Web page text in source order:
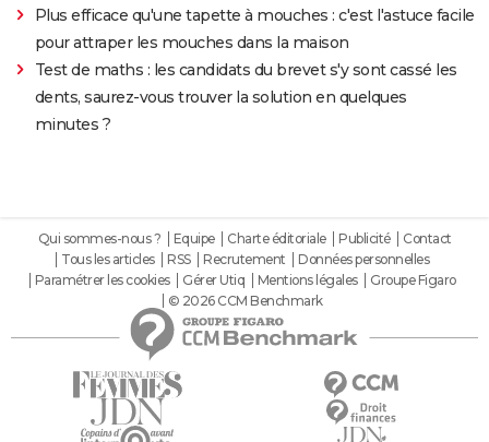
Plus efficace qu'une tapette à mouches : c'est l'astuce facile
pour attraper les mouches dans la maison
Test de maths : les candidats du brevet s'y sont cassé les
dents, saurez-vous trouver la solution en quelques
minutes ?
Qui sommes-nous ? Equipe Charte éditoriale Publicité
Contact
Tous les articles
RSS Recrutement
Données personnelles
Paramétrer les cookies
Gérer Utiq Mentions légales
Groupe Figaro
© 2026 CCM Benchmark